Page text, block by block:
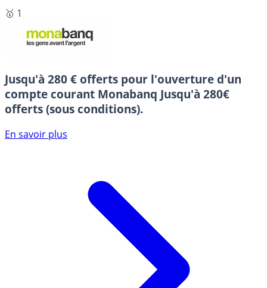
🥇 1
Jusqu'à 280 € offerts pour l'ouverture d'un
compte courant Monabanq Jusqu'à 280€
offerts (sous conditions).
En savoir plus